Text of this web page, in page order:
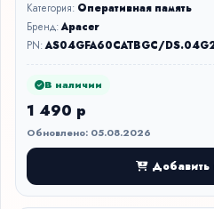
Категория: Оперативная память
Бренд:Apacer
PN:AS04GFA60CATBGC/
В наличии
1 490 р
Обновлено: 05.08.2026
Добавить